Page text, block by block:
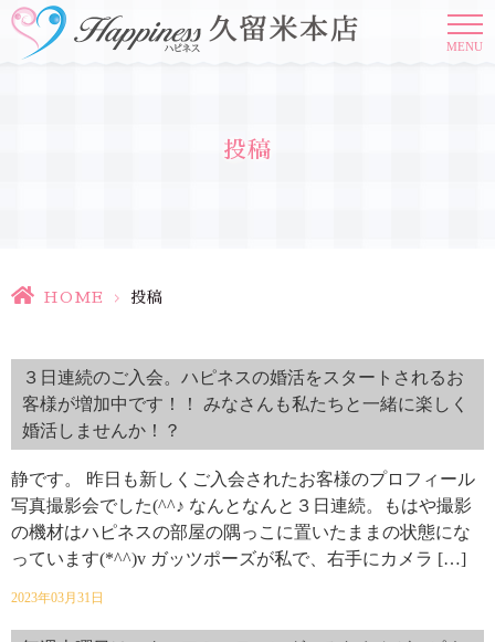
MENU
投稿
HOME > 投稿
３日連続のご入会。ハピネスの婚活をスタートされるお
客様が増加中です！！ みなさんも私たちと一緒に楽しく
婚活しませんか！？
静です。 昨日も新しくご入会されたお客様のプロフィール
写真撮影会でした(^^♪ なんとなんと３日連続。もはや撮影
の機材はハピネスの部屋の隅っこに置いたままの状態にな
っています(*^^)v ガッツポーズが私で、右手にカメラ […]
2023年03月31日